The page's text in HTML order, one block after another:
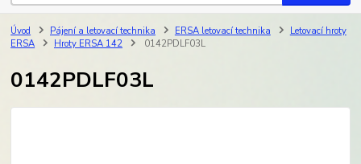
Úvod Pájení a letovací technika ERSA letovací technika
Letovací hroty
ERSA
Hroty ERSA 142 0142PDLF03L
0142PDLF03L